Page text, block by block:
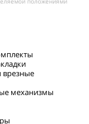
механизмы